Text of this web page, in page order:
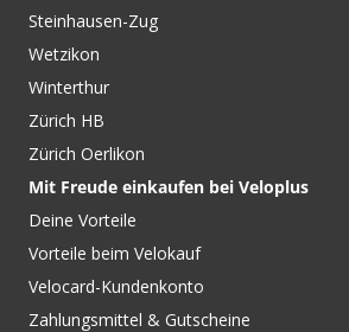
Steinhausen-Zug
Wetzikon
Winterthur
Zürich HB
Zürich Oerlikon
Mit Freude einkaufen bei Veloplus
Deine Vorteile
Vorteile beim Velokauf
Velocard-Kundenkonto
Zahlungsmittel & Gutscheine